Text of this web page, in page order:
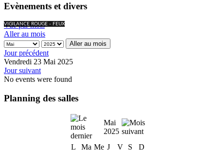
Evènements et divers
VIGILANCE ROUGE - FEUX
Vue par mois
Aller au mois
Aller au mois
Jour précédent
Vendredi 23 Mai 2025
Jour suivant
No events were found
Planning des salles
Mai
2025
L
Ma Me J V S
D